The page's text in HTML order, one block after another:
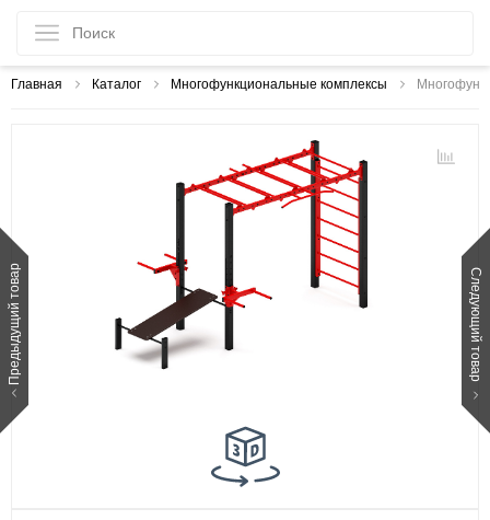
Главная Каталог Многофункциональные комплексы
Предыдущий товар Следующий товар